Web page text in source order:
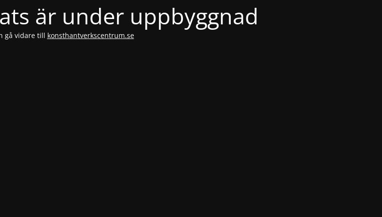
är under uppbyggnad
gå vidare till konsthantverkscentrum.se